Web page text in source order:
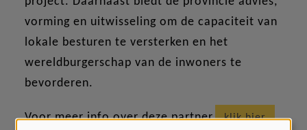
vorming en uitwisseling om de capaciteit van
lokale besturen te versterken en het
wereldburgerschap van de inwoners te
bevorderen.
Voor meer info over deze partner, klik hier